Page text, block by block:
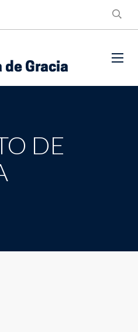
DE